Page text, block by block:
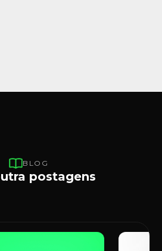
BLOG
postagens